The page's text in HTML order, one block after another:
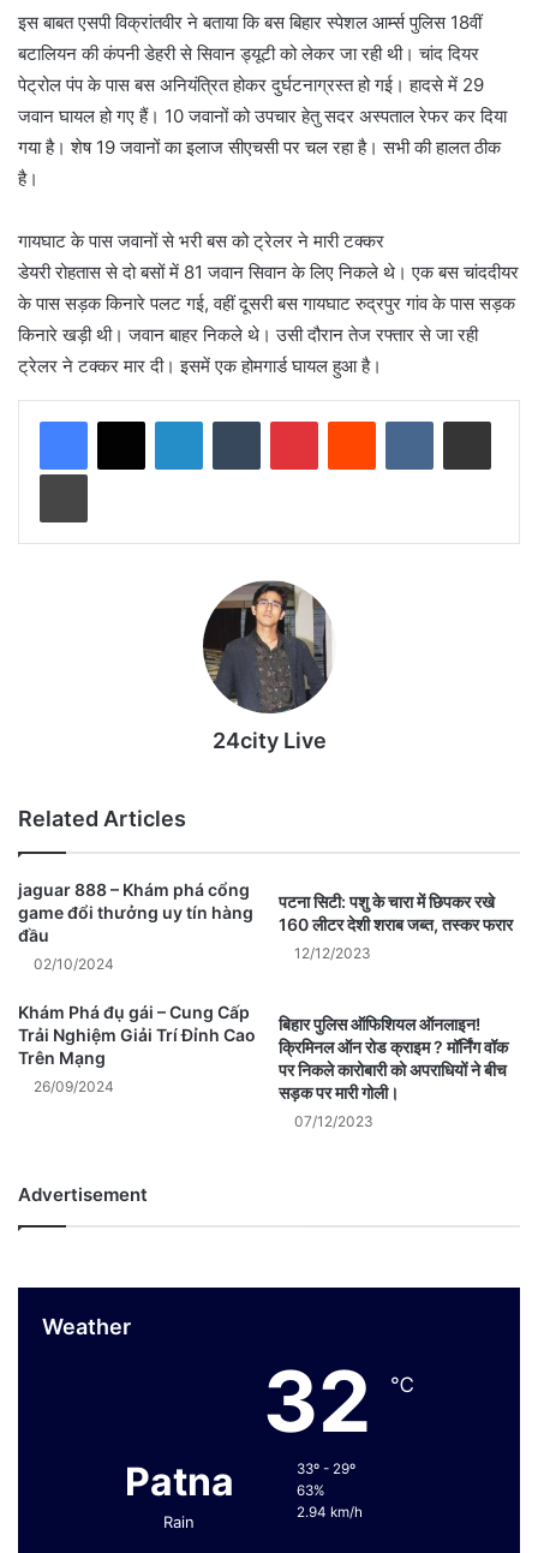
इस बाबत एसपी विक्रांतवीर ने बताया कि बस बिहार स्पेशल आर्म्स पुलिस 18वीं
बटालियन की कंपनी डेहरी से सिवान ड्यूटी को लेकर जा रही थी। चांद दियर
पेट्रोल पंप के पास बस अनियंत्रित होकर दुर्घटनाग्रस्त हो गई। हादसे में 29
जवान घायल हो गए हैं। 10 जवानों को उपचार हेतु सदर अस्पताल रेफर कर दिया
गया है। शेष 19 जवानों का इलाज सीएचसी पर चल रहा है। सभी की हालत ठीक
है।
गायघाट के पास जवानों से भरी बस को ट्रेलर ने मारी टक्कर
डेयरी रोहतास से दो बसों में 81 जवान सिवान के लिए निकले थे। एक बस चांददीयर
के पास सड़क किनारे पलट गई, वहीं दूसरी बस गायघाट रुद्रपुर गांव के पास सड़क
किनारे खड़ी थी। जवान बाहर निकले थे। उसी दौरान तेज रफ्तार से जा रही
ट्रेलर ने टक्कर मार दी। इसमें एक होमगार्ड घायल हुआ है।
LinkedInTumblr PinterestReddit VKontakteShare via Email
Print
24city Live
Related Articles
jaguar 888 – Khám phá cổng
game đổi thưởng uy tín hàng
đầu
02/10/2024
पटना सिटी: पशु के चारा में छिपकर रखे
160 लीटर देशी शराब जब्त, तस्कर फरार
12/12/2023
Khám Phá đụ gái – Cung Cấp
Trải Nghiệm Giải Trí Đỉnh Cao
Trên Mạng
26/09/2024
बिहार पुलिस ऑफिशियल ऑनलाइन!
क्रिमिनल ऑन रोड क्राइम ? मॉर्निंग वॉक
पर निकले कारोबारी को अपराधियों ने बीच
सड़क पर मारी गोली।
07/12/2023
Advertisement
Weather
Patna
Rain
32 ℃
33º - 29º
63%
2.94 km/h